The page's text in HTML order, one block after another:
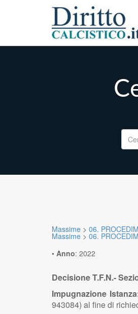
Main menu
Massime > 06.
Massime > 06.
• Anno: 2022
Decisione T.F.N.-
Impugnazione
943084) al fine di